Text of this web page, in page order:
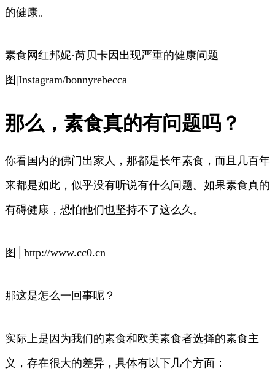
的健康。
素食网红邦妮·芮贝卡因出现严重的健康问题
图|Instagram/bonnyrebecca
那么，素食真的有问题吗？
你看国内的佛门出家人，那都是长年素食，而且几百年
来都是如此，似乎没有听说有什么问题。如果素食真的
有碍健康，恐怕他们也坚持不了这么久。
图│http://www.cc0.cn
那这是怎么一回事呢？
实际上是因为我们的素食和欧美素食者选择的素食主
义，存在很大的差异，具体有以下几个方面：